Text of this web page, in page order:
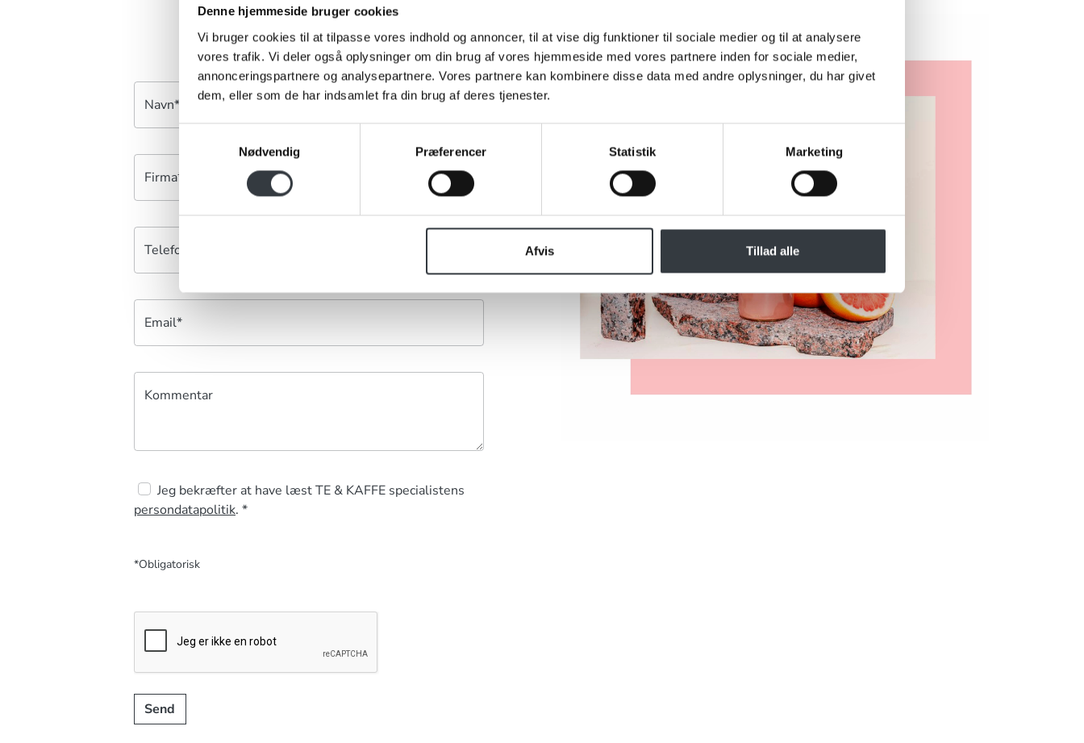
Denne hjemmeside bruger cookies
Vi bruger cookies til at tilpasse vores indhold og annoncer, til at vise dig funktioner til sociale medier og til at analysere
vores trafik. Vi deler også oplysninger om din brug af vores hjemmeside med vores partnere inden for sociale medier,
annonceringspartnere og analysepartnere. Vores partnere kan kombinere disse data med andre oplysninger, du har givet
dem, eller som de har indsamlet fra din brug af deres tjenester.
Samtykkevalg
Nødvendig
Præferencer Statistik Marketing
Afvis Tillad alle
Navn*
Firma*
Telefonnr.*
Email*
Kommentar
Jeg bekræfter at have læst TE & KAFFE specialistens
persondatapolitik. *
*Obligatorisk
Send